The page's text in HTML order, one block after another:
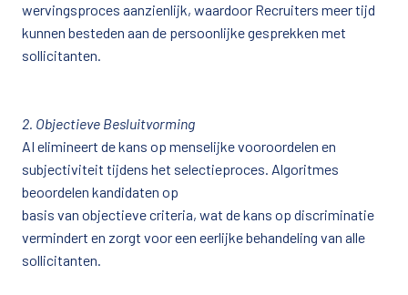
wervingsproces aanzienlijk, waardoor Recruiters meer tijd
kunnen besteden aan de persoonlijke gesprekken met
sollicitanten.
2. Objectieve Besluitvorming
AI elimineert de kans op menselijke vooroordelen en
subjectiviteit tijdens het selectieproces. Algoritmes
beoordelen kandidaten op
basis van objectieve criteria, wat de kans op discriminatie
vermindert en zorgt voor een eerlijke behandeling van alle